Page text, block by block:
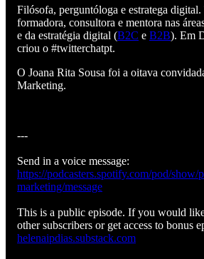
Filósofa, perguntóloga e estratega
formadora, consultora e mentora nas
e da estratégia digital (B2C e B2B). Em
criou o #twitterchatpt.
O Joana Rita Sousa foi a oitava
Marketing.
---
Send in a voice message:
https://podcasters.spotify.com/pod/show/
marketing/message
This is a public episode. If you would
other subscribers or get access to bonus
helenaipdias.substack.com